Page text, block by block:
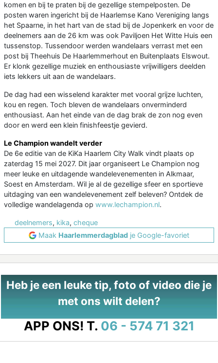
komen en bij te praten bij de gezellige stempelposten. De
posten waren ingericht bij de Haarlemse Kano Vereniging langs
het Spaarne, in het hart van de stad bij de Jopenkerk en voor de
deelnemers aan de 26 km was ook Paviljoen Het Witte Huis een
tussenstop. Tussendoor werden wandelaars verrast met een
post bij Theehuis De Haarlemmerhout en Buitenplaats Elswout.
Er klonk gezellige muziek en enthousiaste vrijwilligers deelden
iets lekkers uit aan de wandelaars.
De dag had een wisselend karakter met vooral grijze luchten,
kou en regen. Toch bleven de wandelaars onverminderd
enthousiast. Aan het einde van de dag brak de zon nog even
door en werd een klein finishfeestje gevierd.
Le Champion wandelt verder
De 6e editie van de KiKa Haarlem City Walk vindt plaats op
zaterdag 15 mei 2027. Dit jaar organiseert Le Champion nog
meer leuke en uitdagende wandelevenementen in Alkmaar,
Soest en Amsterdam. Wil je al de gezellige sfeer en sportieve
uitdaging van een wandelevenement zelf beleven? Ontdek de
volledige wandelagenda op www.lechampion.nl.
deelnemers, kika, cheque
Maak Haarlemmerdagblad je Google-favoriet
Heb je een leuke tip, foto of video die je
met ons wilt delen?
APP ONS! T. 06 - 574 71 321